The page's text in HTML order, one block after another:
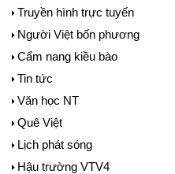
Truyền hình trực tuyến
Người Việt bốn phương
Cẩm nang kiều bào
Tin tức
Văn học NT
Quê Việt
Lịch phát sóng
Hậu trường VTV4